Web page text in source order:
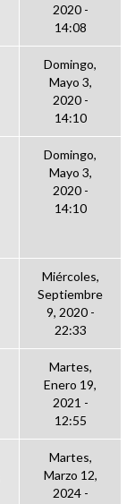
2020 -
14:08
Domingo,
Mayo 3,
2020 -
14:10
Domingo,
Mayo 3,
2020 -
14:10
Miércoles,
Septiembre
9, 2020 -
22:33
Martes,
Enero 19,
2021 -
12:55
Martes,
Marzo 12,
2024 -